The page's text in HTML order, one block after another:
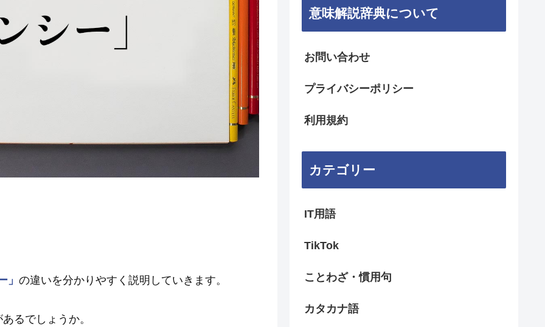
」 の違いを分かりやすく説明していきます。
るでしょうか。
意味解説辞典について
お問い合わせ
プライバシーポリシー
利用規約
カテゴリー
IT用語
TikTok
ことわざ・慣用句
カタカナ語